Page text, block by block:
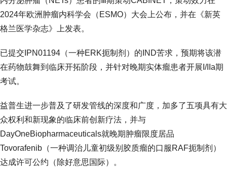
2024年欧洲肿瘤内科学会（ESMO）大会上公布，并在《新英
格兰医学杂志》上发表。
已提交IPN01194（一种ERK扼制剂）的IND苦求，预期将该潜
在药物鼓舞到临床开拓阶段，并针对晚期实体瘤患者开展I/IIa期
考试。
益普生进一步普及了研发管线的深度和广度，加多了五项具有大
众权利和新现象的临床前创新疗法，并与
DayOneBiopharmaceuticals就晚期肿瘤限度居品
Tovorafenib（一种调治儿童初级别胶质瘤的口服RAF扼制剂）
达成许可公约（除好意思国际）。